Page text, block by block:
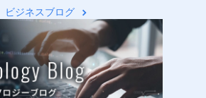
ビジネスブログ